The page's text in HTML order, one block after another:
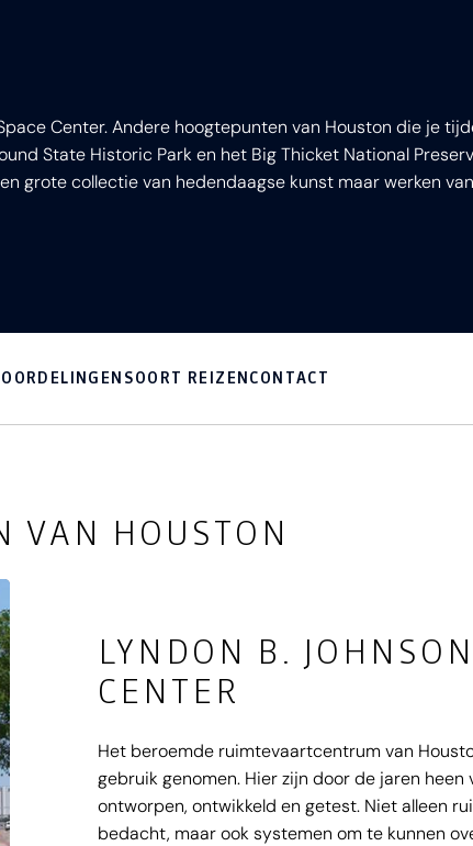
Center. Andere hoogtepunten van Houston die je
State Historic Park en het Big Thicket National
grote collectie van hedendaagse kunst maar werken
SOORT REIZENCONTACT
VAN HOUSTON
LYNDON B.
CENTER
Het beroemde ruimtevaartcentrum van
gebruik genomen. Hier zijn door de jaren
ontworpen, ontwikkeld en getest. Niet alleen
bedacht, maar ook systemen om te kunnen